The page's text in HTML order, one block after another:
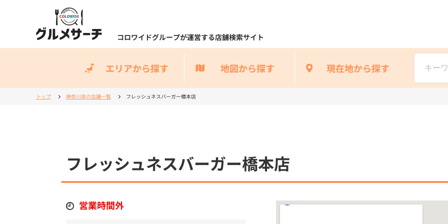
コロワイドグループが運営する店舗検索サイト
エリアから探す 地図から探す 現在地から探す
トップ 神奈川県の店舗一覧 フレッシュネスバーガー橋本店
フレッシュネスバーガー橋本店
営業時間外